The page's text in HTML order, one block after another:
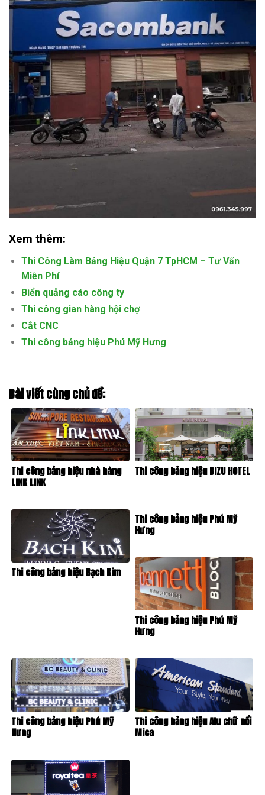
Xem thêm:
Thi Công Làm Bảng Hiệu Quận 7 TpHCM – Tư Vấn
Miễn Phí
Biển quảng cáo công ty
Thi công gian hàng hội chợ
Cắt CNC
Thi công bảng hiệu Phú Mỹ Hưng
Bài viết cùng chủ đề:
Thi công bảng hiệu nhà hàng
LINK LINK
Thi công bảng hiệu BIZU HOTEL
Thi công bảng hiệu Bạch Kim
Thi công bảng hiệu Phú Mỹ
Hưng
Thi công bảng hiệu Phú Mỹ
Hưng
Thi công bảng hiệu Phú Mỹ
Hưng
Thi công bảng hiệu Alu chữ nổi
Mica